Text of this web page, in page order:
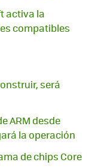
activa la
compatibles
será
ARM desde
la operación
de chips Core